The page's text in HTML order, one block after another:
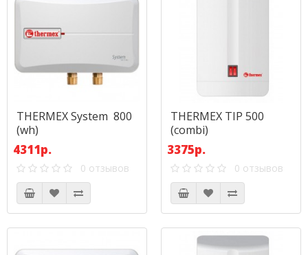
THERMEX System 800
(wh)
4311р.
0 отзывов
THERMEX TIP 500
(combi)
3375р.
0 отзывов